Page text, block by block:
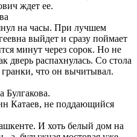
ждет ее.
на часы. При лучшем
выйдет и сразу поймает
минут через сорок. Но не
дверь распахнулась. Со стола
что он вычитывал.
Катаев, не поддающийся
И хоть белый дом на